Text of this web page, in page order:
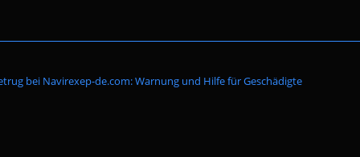
Suche
bei Navirexep-de.com: Warnung und Hilfe für Geschädigte